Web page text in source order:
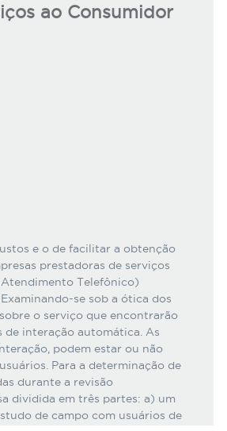
ao Consumidor
e o de facilitar a obtenção
prestadoras de serviços
Telefônico)
se sob a ótica dos
o serviço que encontrarão
de interação automática. As
podem estar ou não
Para a determinação de
durante a revisão
dividida em três partes: a) um
de campo com usuários de